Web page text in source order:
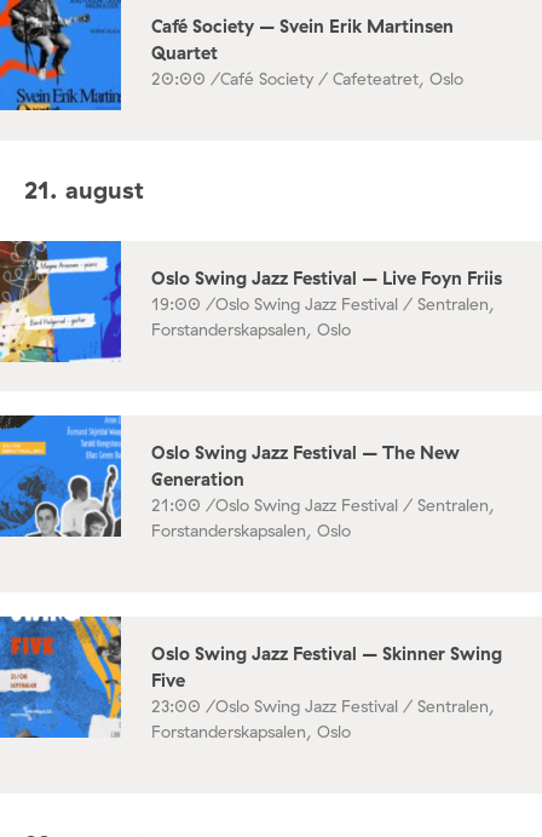
Café Society – Svein Erik Martinsen
Quartet
20:00 /Café Society / Cafeteatret, Oslo
21. august
Oslo Swing Jazz Festival – Live Foyn Friis
19:00 /Oslo Swing Jazz Festival / Sentralen,
Forstanderskapsalen, Oslo
Oslo Swing Jazz Festival – The New
Generation
21:00 /Oslo Swing Jazz Festival / Sentralen,
Forstanderskapsalen, Oslo
Oslo Swing Jazz Festival – Skinner Swing
Five
23:00 /Oslo Swing Jazz Festival / Sentralen,
Forstanderskapsalen, Oslo